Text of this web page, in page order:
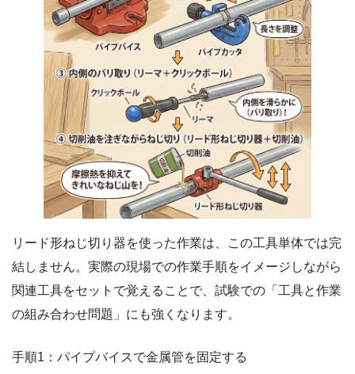
リード形ねじ切り器を使った作業は、この工具単体では完
結しません。実際の現場での作業手順をイメージしながら
関連工具をセットで覚えることで、試験での「工具と作業
の組み合わせ問題」にも強くなります。
手順1：パイプバイスで金属管を固定する